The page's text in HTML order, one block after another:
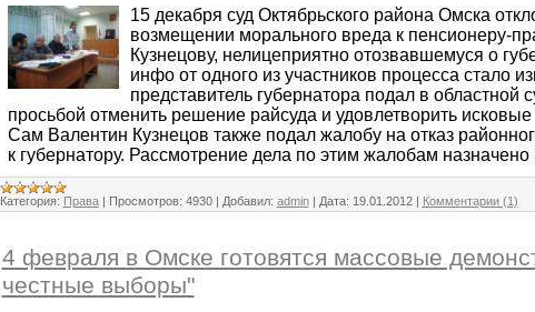
15 декабря суд Октябрьского района Омска
возмещении морального вреда к пенсионеру-
Кузнецову, нелицеприятно отозвавшемуся о
инфо от одного из участников процесса стало
представитель губернатора подал в областной
просьбой отменить решение райсуда и удовлетворить
Сам Валентин Кузнецов также подал жалобу на отказ
к губернатору. Рассмотрение дела по этим жалобам
Категория: Права | Просмотров: 4930 | Добавил: admin | Дата: 19.01.2012 | Комментарии (1)
4 февраля в Омске готовятся массовые
честные выборы"